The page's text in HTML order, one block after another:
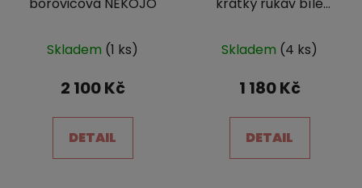
borovicová NEKOJO
hodnocení
produktu
5,0
z
Skladem (1 ks)
2 100 Kč
DETAIL
krátký rukáv bílé
Skladem (4 ks)
1 180 Kč
DETAIL